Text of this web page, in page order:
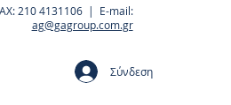
210 4131106 | E-mail:
ag@gagroup.com.gr
Σύνδεση